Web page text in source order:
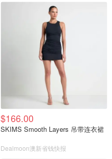
$166.00
SKIMS Smooth Layers 吊带连衣裙
Dealmoon澳新省钱快报